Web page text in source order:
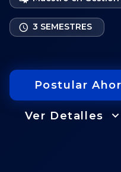
3 SEMESTRES
Postular
Ver Detalles